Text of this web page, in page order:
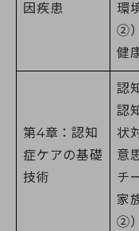
因疾患
環
②）
健
第4章：認知
症ケアの基礎
技術
認
認
状
意
チ
家
②）